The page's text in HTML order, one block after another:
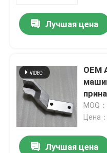
Лучшая цена
OEM
MOQ
Цена
Лучшая цена